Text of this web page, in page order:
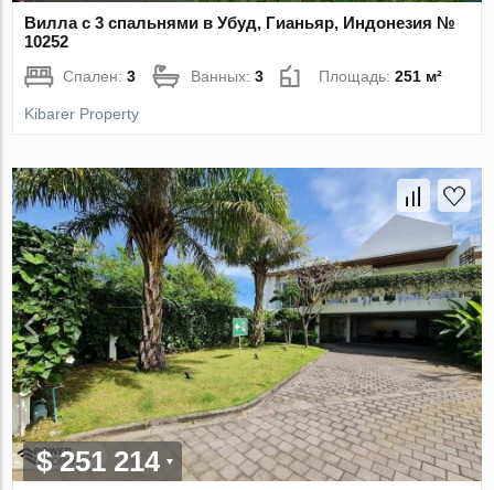
Вилла с 3 спальнями в Убуд, Гианьяр, Индонезия №
10252
Спален:3 Ванных:3 Площадь:251 м²
Kibarer Property
$ 251 214